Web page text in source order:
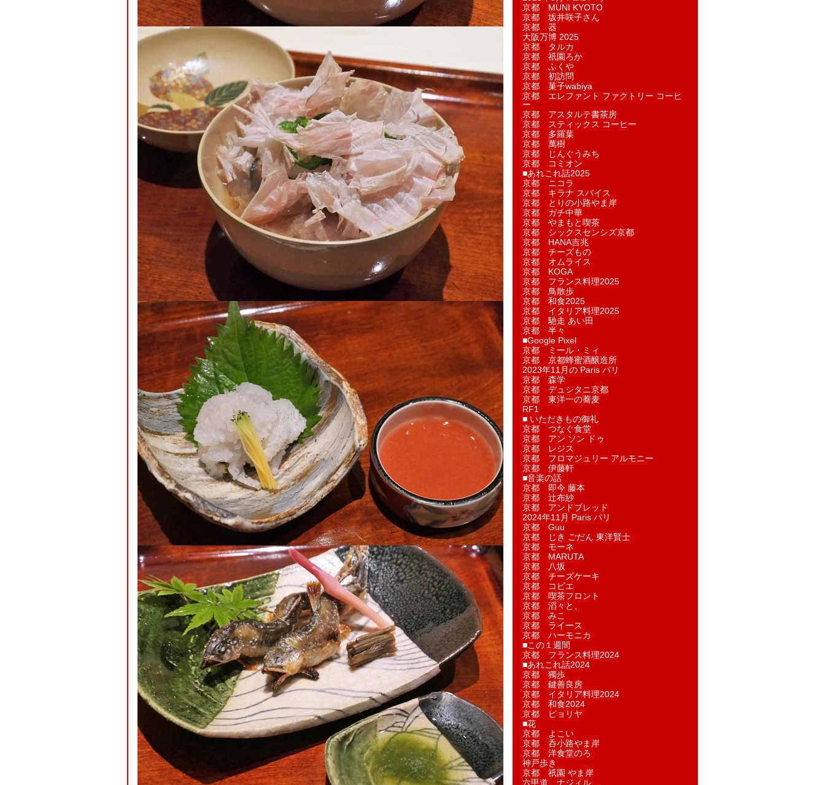
京都 MUNI KYOTO
京都 坂井咲子さん
京都 器
大阪万博 2025
京都 タルカ
京都 祇園ろか
京都 ふくや
京都 初訪問
京都 菓子wabiya
京都 エレファント ファクトリー コーヒ
ー
京都 アスタルテ書茶房
京都 スティックス コーヒー
京都 多羅葉
京都 萬樹
京都 じんぐうみち
京都 コミオン
■あれこれ話2025
京都 ニコラ
京都 キラナ スパイス
京都 とりの小路やま岸
京都 ガチ中華
京都 やまもと喫茶
京都 シックスセンシズ京都
京都 HANA吉兆
京都 チーズもの
京都 オムライス
京都 KOGA
京都 フランス料理2025
京都 鳥散歩
京都 和食2025
京都 イタリア料理2025
京都 馳走 あい田
京都 半々
■Google Pixel
京都 ミール・ミィ
京都 京都蜂蜜酒醸造所
2023年11月の Paris パリ
京都 森学
京都 デュシタニ京都
京都 東洋一の蕎麦
RF1
■ いただきもの御礼
京都 つなぐ食堂
京都 アン ソン ドゥ
京都 レジス
京都 フロマジュリー アルモニー
京都 伊藤軒
■音楽の話
京都 即今 藤本
京都 辻布紗
京都 アンドブレッド
2024年11月 Paris パリ
京都 Guu
京都 じき ごだん 東洋賢士
京都 モーネ
京都 MARUTA
京都 八坂
京都 チーズケーキ
京都 コピエ
京都 喫茶フロント
京都 滔々と、
京都 みこ
京都 ライース
京都 ハーモニカ
■この１週間
京都 フランス料理2024
■あれこれ話2024
京都 獨歩
京都 鍵善良房
京都 イタリア料理2024
京都 和食2024
京都 ピョリヤ
■花
京都 よこい
京都 呑小路やま岸
京都 洋食堂のろ
神戸歩き
京都 祇園 やま岸
六甲道 ナジィル